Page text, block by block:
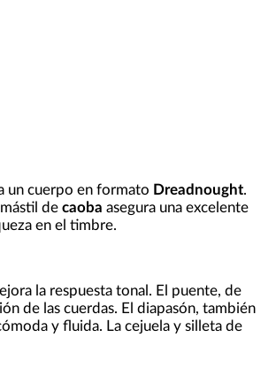
un cuerpo en formato Dreadnought.
de caoba asegura una excelente
en el timbre.
la respuesta tonal. El puente, de
de las cuerdas. El diapasón, también
y fluida. La cejuela y silleta de